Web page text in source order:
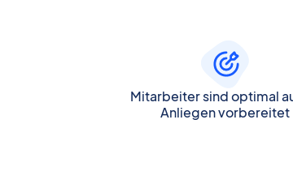
Mitarbeiter sind optimal
Anliegen vorbereitet